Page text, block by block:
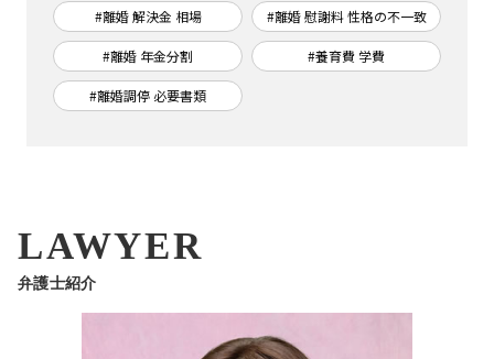
#離婚 解決金 相場 #離婚 慰謝料 性格の不一致
#離婚 年金分割 #養育費 学費
#離婚調停 必要書類
LAWYER
弁護士紹介